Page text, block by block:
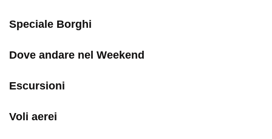
Speciale Borghi
Dove andare nel Weekend
Escursioni
Voli aerei